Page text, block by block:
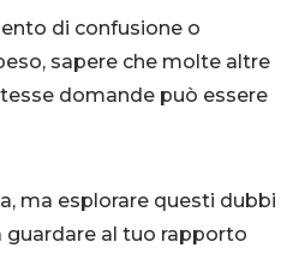
di confusione o
sapere che molte altre
domande può essere
ma esplorare questi dubbi
al tuo rapporto